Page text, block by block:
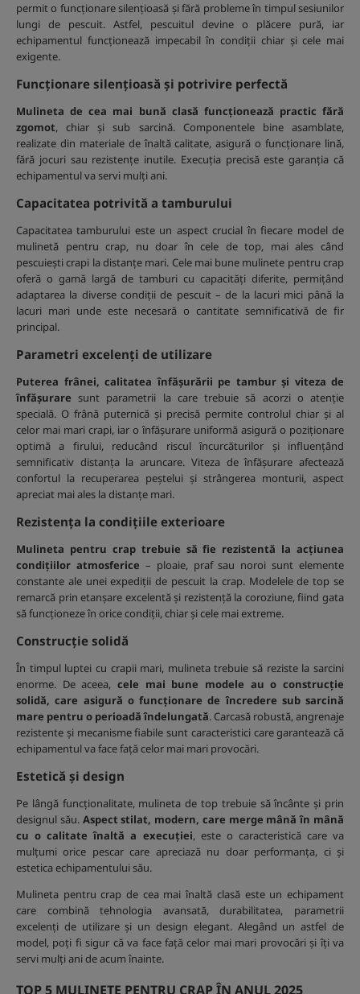
permit o funcționare silențioasă și fără probleme în timpul sesiunilor
lungi de pescuit. Astfel, pescuitul devine o plăcere pură, iar
echipamentul funcționează impecabil în condiții chiar și cele mai
exigente.
Funcționare silențioasă și potrivire perfectă
Mulineta de cea mai bună clasă funcționează practic fără
zgomot, chiar și sub sarcină. Componentele bine asamblate,
realizate din materiale de înaltă calitate, asigură o funcționare lină,
fără jocuri sau rezistențe inutile. Execuția precisă este garanția că
echipamentul va servi mulți ani.
Capacitatea potrivită a tamburului
Capacitatea tamburului este un aspect crucial în fiecare model de
mulinetă pentru crap, nu doar în cele de top, mai ales când
pescuiești crapi la distanțe mari. Cele mai bune mulinete pentru crap
oferă o gamă largă de tamburi cu capacități diferite, permițând
adaptarea la diverse condiții de pescuit – de la lacuri mici până la
lacuri mari unde este necesară o cantitate semnificativă de fir
principal.
Parametri excelenți de utilizare
Puterea frânei, calitatea înfășurării pe tambur și viteza de
înfășurare sunt parametrii la care trebuie să acorzi o atenție
specială. O frână puternică și precisă permite controlul chiar și al
celor mai mari crapi, iar o înfășurare uniformă asigură o poziționare
optimă a firului, reducând riscul încurcăturilor și influențând
semnificativ distanța la aruncare. Viteza de înfășurare afectează
confortul la recuperarea peștelui și strângerea monturii, aspect
apreciat mai ales la distanțe mari.
Rezistența la condițiile exterioare
Mulineta pentru crap trebuie să fie rezistentă la acțiunea
condițiilor atmosferice – ploaie, praf sau noroi sunt elemente
constante ale unei expediții de pescuit la crap. Modelele de top se
remarcă prin etanșare excelentă și rezistență la coroziune, fiind gata
să funcționeze în orice condiții, chiar și cele mai extreme.
Construcție solidă
În timpul luptei cu crapii mari, mulineta trebuie să reziste la sarcini
enorme. De aceea, cele mai bune modele au o construcție
solidă, care asigură o funcționare de încredere sub sarcină
mare pentru o perioadă îndelungată. Carcasă robustă, angrenaje
rezistente și mecanisme fiabile sunt caracteristici care garantează că
echipamentul va face față celor mai mari provocări.
Estetică și design
Pe lângă funcționalitate, mulineta de top trebuie să încânte și prin
designul său. Aspect stilat, modern, care merge mână în mână
cu o calitate înaltă a execuției, este o caracteristică care va
mulțumi orice pescar care apreciază nu doar performanța, ci și
estetica echipamentului său.
Mulineta pentru crap de cea mai înaltă clasă este un echipament
care combină tehnologia avansată, durabilitatea, parametrii
excelenți de utilizare și un design elegant. Alegând un astfel de
model, poți fi sigur că va face față celor mai mari provocări și îți va
servi mulți ani de acum înainte.
TOP 5 MULINETE PENTRU CRAP ÎN ANUL 2025